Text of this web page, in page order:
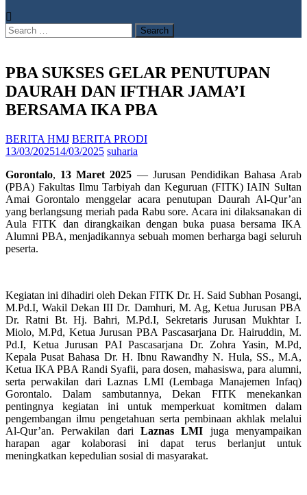
Search
for:
PBA SUKSES GELAR PENUTUPAN
DAURAH DAN IFTHAR JAMA’I
BERSAMA IKA PBA
BERITA HMJ BERITA PRODI
13/03/202514/03/2025 suharia
Gorontalo, 13 Maret 2025 — Jurusan Pendidikan Bahasa Arab
(PBA) Fakultas Ilmu Tarbiyah dan Keguruan (FITK) IAIN Sultan
Amai Gorontalo menggelar acara penutupan Daurah Al-Qur’an
yang berlangsung meriah pada Rabu sore. Acara ini dilaksanakan di
Aula FITK dan dirangkaikan dengan buka puasa bersama IKA
Alumni PBA, menjadikannya sebuah momen berharga bagi seluruh
peserta.
Kegiatan ini dihadiri oleh Dekan FITK Dr. H. Said Subhan Posangi,
M.Pd.I, Wakil Dekan III Dr. Damhuri, M. Ag, Ketua Jurusan PBA
Dr. Ratni Bt. Hj. Bahri, M.Pd.I, Sekretaris Jurusan Mukhtar I.
Miolo, M.Pd, Ketua Jurusan PBA Pascasarjana Dr. Hairuddin, M.
Pd.I, Ketua Jurusan PAI Pascasarjana Dr. Zohra Yasin, M.Pd,
Kepala Pusat Bahasa Dr. H. Ibnu Rawandhy N. Hula, SS., M.A,
Ketua IKA PBA Randi Syafii, para dosen, mahasiswa, para alumni,
serta perwakilan dari Laznas LMI (Lembaga Manajemen Infaq)
Gorontalo. Dalam sambutannya, Dekan FITK menekankan
pentingnya kegiatan ini untuk memperkuat komitmen dalam
pengembangan ilmu pengetahuan serta pembinaan akhlak melalui
Al-Qur’an. Perwakilan dari Laznas LMI juga menyampaikan
harapan agar kolaborasi ini dapat terus berlanjut untuk
meningkatkan kepedulian sosial di masyarakat.